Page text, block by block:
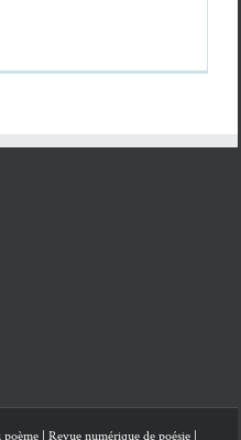
| Revue numérique de poésie |